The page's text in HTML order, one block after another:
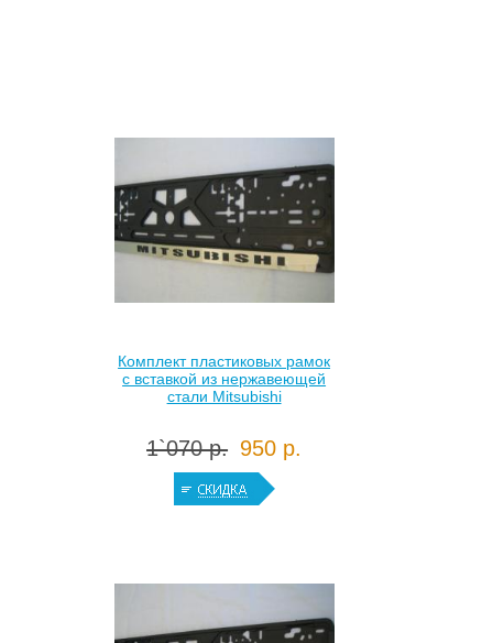
Комплект пластиковых рамок
с вставкой из нержавеющей
стали Mitsubishi
1`070 р. 950 р.